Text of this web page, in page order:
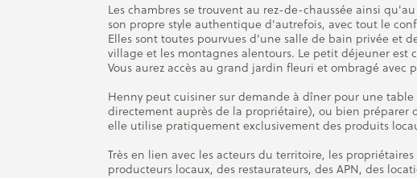
Les chambres se trouvent au rez-de-chaussée ainsi
son propre style authentique d'autrefois, avec tout le
Elles sont toutes pourvues d'une salle de bain privée et
village et les montagnes alentours. Le petit déjeuner est
Vous aurez accès au grand jardin fleuri et ombragé avec
Henny peut cuisiner sur demande à dîner pour une
directement auprès de la propriétaire), ou bien préparer
elle utilise pratiquement exclusivement des produits
Très en lien avec les acteurs du territoire, les
producteurs locaux, des restaurateurs, des APN, des